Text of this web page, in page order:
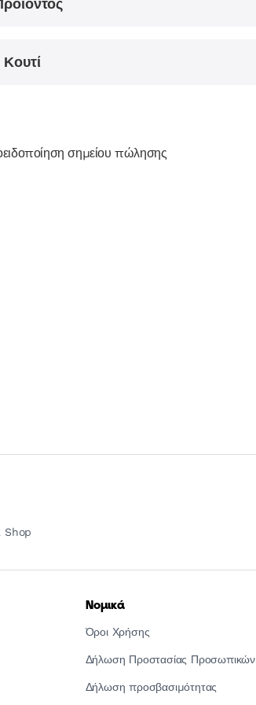
σημείου πώλησης
Shop
Νομικά
Όροι Χρήσης
Δήλωση Προστασίας Προσωπικών
Δήλωση προσβασιμότητας